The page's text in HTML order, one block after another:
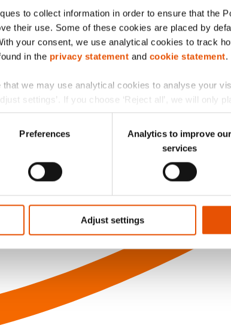
to collect information in order to ensure that the
their use. Some of these cookies are placed by
your consent, we use analytical cookies to track
in the privacy statement and cookie statement.
that we may use analytical cookies to analyse your
settings’. If you choose ‘Reject all’, we will only
at the left bottom of the website via the black
Preferences
Analytics to improve our
services
Adjust settings